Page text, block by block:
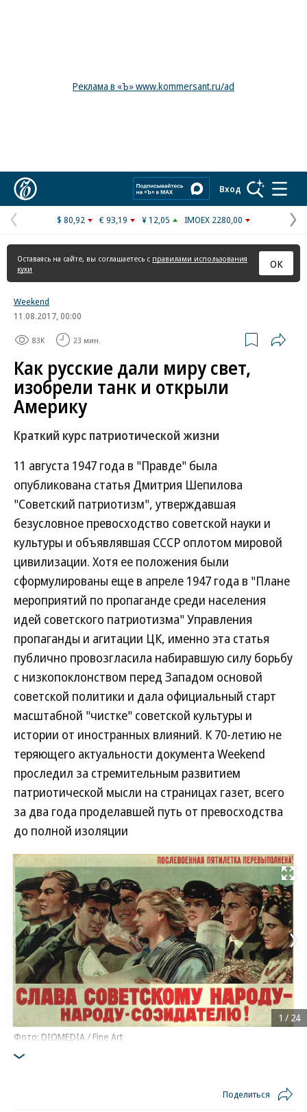
Реклама в «Ъ» www.kommersant.ru/ad
Вход
Предыдущая
страница
$ 80,92 € 93,19 ¥ 12,05 IMOEX 2280,00
Оставаясь на сайте, вы соглашаетесь с правилами использования
куки
ОК
Weekend
11.08.2017, 00:00
83K 23 мин.
Как русские дали миру свет,
изобрели танк и открыли
Америку
Краткий курс патриотической жизни
11 августа 1947 года в "Правде" была
опубликована статья Дмитрия Шепилова
"Советский патриотизм", утверждавшая
безусловное превосходство советской науки и
культуры и объявлявшая СССР оплотом мировой
цивилизации. Хотя ее положения были
сформулированы еще в апреле 1947 года в "Плане
мероприятий по пропаганде среди населения
идей советского патриотизма" Управления
пропаганды и агитации ЦК, именно эта статья
публично провозгласила набиравшую силу борьбу
с низкопоклонством перед Западом основой
советской политики и дала официальный старт
масштабной "чистке" советской культуры и
истории от иностранных влияний. К 70-летию не
теряющего актуальности документа Weekend
проследил за стремительным развитием
патриотической мысли на страницах газет, всего
за два года проделавшей путь от превосходства
до полной изоляции
Развернуть
Фото: DIOMEDIA / Fine Art
1 / 24
Поделиться